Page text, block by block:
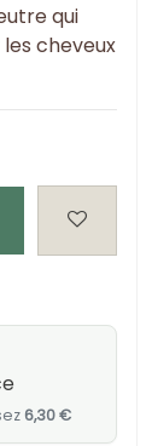
qui
cheveux
6,30 €